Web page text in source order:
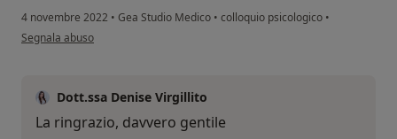
4 novembre 2022 • Gea Studio Medico • colloquio psicologico •
secondo l'opinione dell'utente P.
Segnala abuso
Dott.ssa Denise Virgillito
La ringrazio, davvero gentile